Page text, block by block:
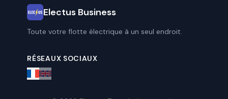
Electus Business
Toute votre flotte électrique à un seul endroit.
RÉSEAUX SOCIAUX